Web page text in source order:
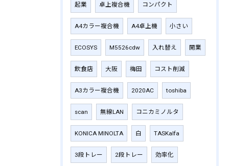
起業 卓上複合機 コンパクト
A4カラー複合機 A4卓上機 小さい
ECOSYS M5526cdw 入れ替え 開業
飲食店 大阪 梅田 コスト削減
A3カラー複合機 2020AC toshiba
scan 無線LAN コニカミノルタ
KONICA MINOLTA 白 TASKalfa
3段トレー 2段トレー 効率化